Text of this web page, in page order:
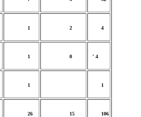
1 2 4
1 0 ' 4
1 1
26 15 106